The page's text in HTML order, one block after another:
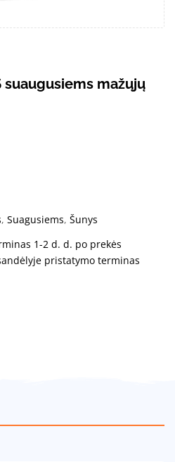
suaugusiems mažųjų
, Suagusiems, Šunys
1-2 d. d. po prekės
pristatymo terminas